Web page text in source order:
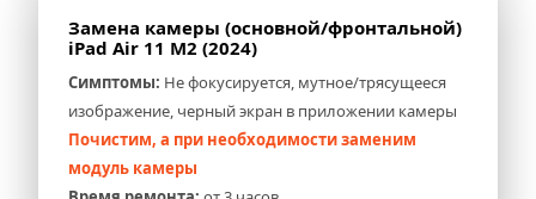
Замена камеры (основной/фронтальной)
iPad Air 11 M2 (2024)
Симптомы: Не фокусируется, мутное/трясущееся
изображение, черный экран в приложении камеры
Почистим, а при необходимости заменим
модуль камеры